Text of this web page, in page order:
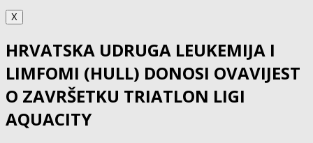
X
HRVATSKA UDRUGA LEUKEMIJA I
LIMFOMI (HULL) DONOSI OVAVIJEST
O ZAVRŠETKU TRIATLON LIGI
AQUACITY